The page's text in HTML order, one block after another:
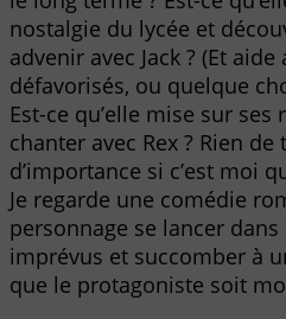
nostalgie du lycée et
advenir avec Jack ? (Et
défavorisés, ou quelque
Est-ce qu’elle mise sur ses
chanter avec Rex ? Rien de
d’importance si c’est moi
Je regarde une comédie
personnage se lancer
imprévus et succomber à
que le protagoniste soit